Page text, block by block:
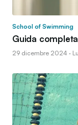
School of Swimming
Guida
29 dicembre 2024 ·